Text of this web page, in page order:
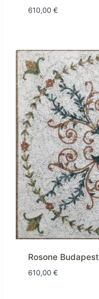
610,00 €
Rosone Budapest
610,00 €